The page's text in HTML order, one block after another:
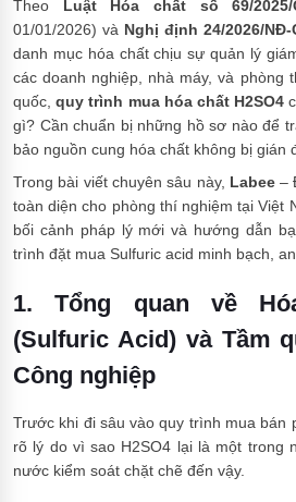
Theo Luật Hóa chất số 69/2025/
01/01/2026) và Nghị định 24/2026/NĐ-
danh mục hóa chất chịu sự quản lý
các doanh nghiệp, nhà máy, và phòng
quốc,quy trình mua hóa chất H2SO4
gì? Cần chuẩn bị những hồ sơ nào để
bảo nguồn cung hóa chất không bị gián
Trong bài viết chuyên sâu này, Labee–
toàn diện cho phòng thí nghiệm tại Việt
bối cảnh pháp lý mới và hướng dẫn
trình đặt mua Sulfuric acid minh bạch,
1. Tổng quan về
(Sulfuric Acid) và Tầm
Công nghiệp
Trước khi đi sâu vào quy trình mua bán
rõ lý do vì sao H2SO4 lại là một trong
nước kiểm soát chặt chẽ đến vậy.